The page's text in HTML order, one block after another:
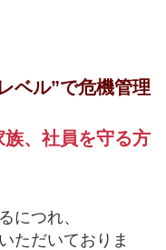
ベル”で危機管理
、社員を守る方
につれ、
ただいておりま